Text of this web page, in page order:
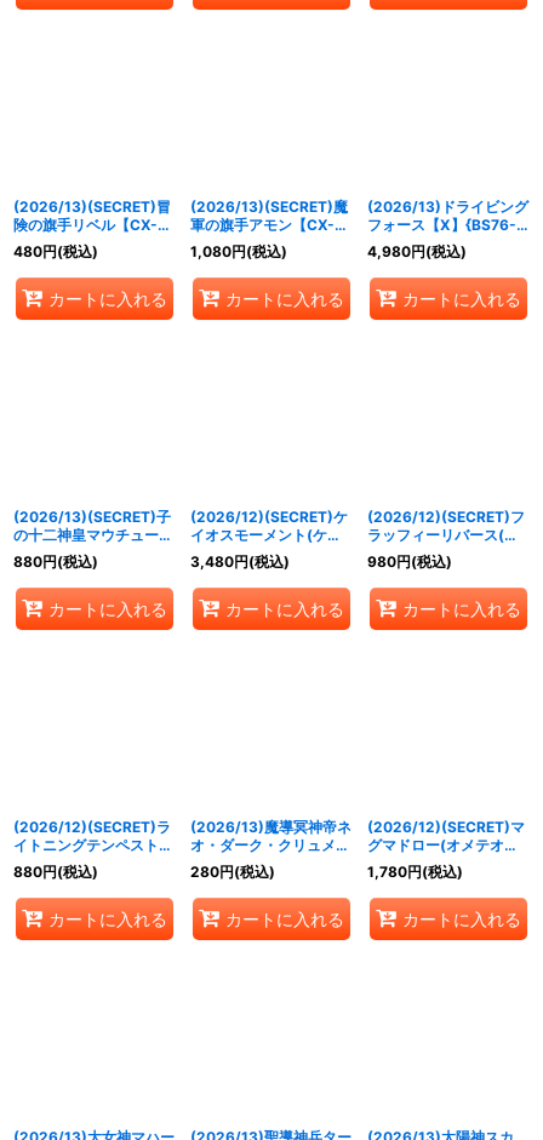
(2026/13)(SECRET)冒
険の旗手リベル【CX-
SEC】{BS76-CX02}
《緑》
480円(税込)
カートに入れる
(2026/13)(SECRET)魔
軍の旗手アモン【CX-
SEC】{BS76-CX01}
《紫》
1,080円(税込)
カートに入れる
(2026/13)ドライビング
フォース【X】{BS76-
X15}《多》
4,980円(税込)
カートに入れる
(2026/13)(SECRET)子
の十二神皇マウチュー
X【X-SEC】{BS76-
X10}《黄》
880円(税込)
カートに入れる
(2026/12)(SECRET)ケ
イオスモーメント(ケイ
オス&ニュクスイラス
ト/BS76収録)【C-
SEC】{BS75-085}
《青》
3,480円(税込)
カートに入れる
(2026/12)(SECRET)フ
ラッフィーリバース(ユ
ムカアシュイラス
ト/BS76収録)【C-
SEC】{BS73-076}
《緑》
980円(税込)
カートに入れる
(2026/12)(SECRET)ラ
イトニングテンペスト
(インドライラス
ト/BS76収録)【C-
SEC】{BS75-083}
《黄》
880円(税込)
カートに入れる
(2026/13)魔導冥神帝ネ
オ・ダーク・クリュメノ
ス【CP】{BS76-CP02}
《紫》
280円(税込)
カートに入れる
(2026/12)(SECRET)マ
グマドロー(オメテオト
ルイラスト/BS76収録)
【C-SEC】{BS74-076}
《赤》
1,780円(税込)
カートに入れる